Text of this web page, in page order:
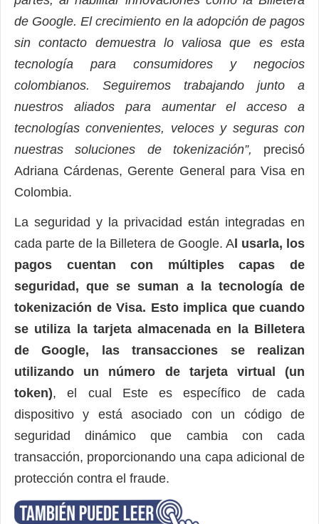
de Google. El crecimiento en la adopción de pagos
sin contacto demuestra lo valiosa que es esta
tecnología para consumidores y negocios
colombianos. Seguiremos trabajando junto a
nuestros aliados para aumentar el acceso a
tecnologías convenientes, veloces y seguras con
nuestras soluciones de tokenización”, precisó
Adriana Cárdenas, Gerente General para Visa en
Colombia.
La seguridad y la privacidad están integradas en
cada parte de la Billetera de Google. Al usarla, los
pagos cuentan con múltiples capas de
seguridad, que se suman a la tecnología de
tokenización de Visa. Esto implica que cuando
se utiliza la tarjeta almacenada en la Billetera
de Google, las transacciones se realizan
utilizando un número de tarjeta virtual (un
token), el cual Este es específico de cada
dispositivo y está asociado con un código de
seguridad dinámico que cambia con cada
transacción, proporcionando una capa adicional de
protección contra el fraude.